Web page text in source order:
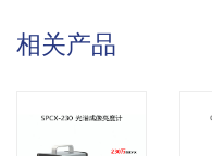
相关产品